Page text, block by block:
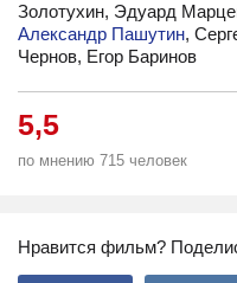
Золотухин, Эдуард
Александр Пашутин,
Чернов, Егор Баринов
5,5
по мнению 715 человек
Нравится фильм?